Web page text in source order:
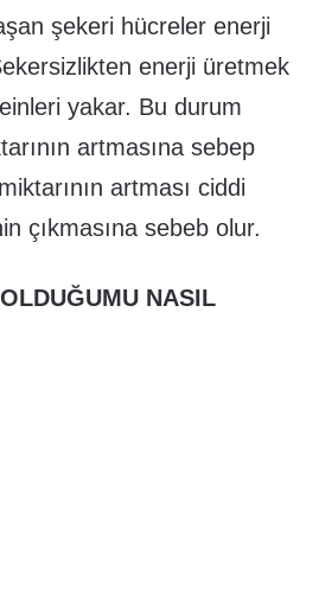
şekeri hücreler enerji
enerji üretmek
yakar. Bu durum
artmasına sebep
artması ciddi
çıkmasına sebeb olur.
NASIL